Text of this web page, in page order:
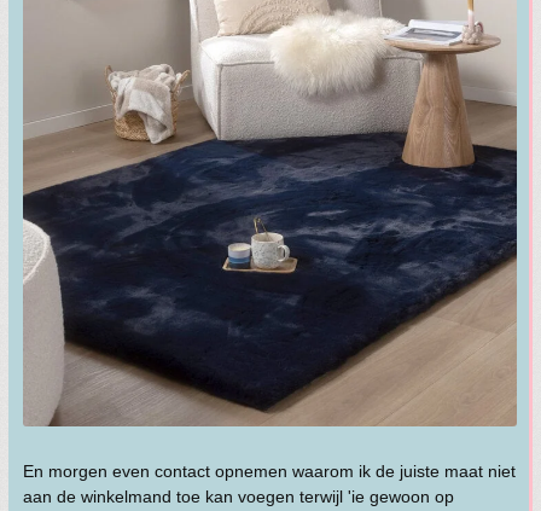
En morgen even contact opnemen waarom ik de juiste maat niet
aan de winkelmand toe kan voegen terwijl 'ie gewoon op